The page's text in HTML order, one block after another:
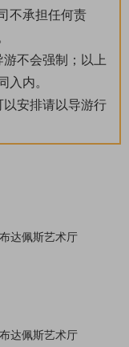
不承担任何责
不会强制；以上
入内。
安排请以导游行
达佩斯艺术厅
达佩斯艺术厅